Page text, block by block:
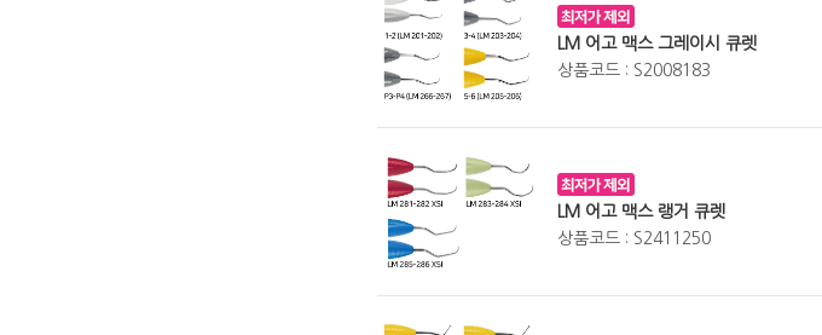
LM 어고 맥스 그레이시 큐렛
상품코드 : S2008183
LM 어고 맥스 랭거 큐렛
상품코드 : S2411250